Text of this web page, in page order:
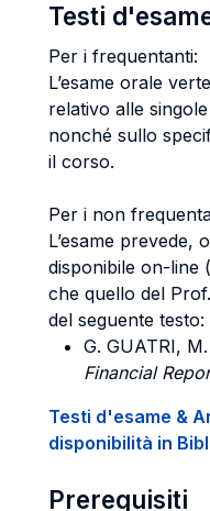
Testi
Per i frequentanti:
L’esame orale
relativo alle
nonché sullo
il corso.
Per i non
L’esame prevede,
disponibile on-line
che quello del
del seguente testo:
G. GUATRI,
Financial
Testi d'esame &
disponibilità in
Prerequisiti